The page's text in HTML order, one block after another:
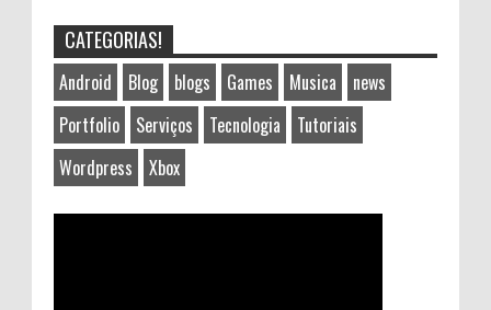
CATEGORIAS!
Android Blog blogs Games Musica
news
Portfolio
Serviços Tecnologia
Tutoriais
Wordpress
Xbox